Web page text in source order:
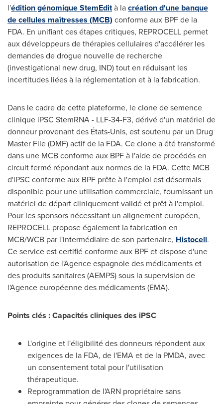
l'édition génomique StemEdità lacréation d'une banque
de cellules maîtresses (MCB) conforme aux BPF de la
FDA. En unifiant ces étapes critiques, REPROCELL permet
aux développeurs de thérapies cellulaires d'accélérer les
demandes de drogue nouvelle de recherche
(investigational new drug, IND) tout en réduisant les
incertitudes liées à la réglementation et à la fabrication.
Dans le cadre de cette plateforme, le clone de semence
clinique iPSC StemRNA - LLF-34-F3, dérivé d'un matériel de
donneur provenant des États-Unis, est soutenu par un Drug
Master File (DMF) actif de la FDA. Ce clone a été transformé
dans une MCB conforme aux BPF à l'aide de procédés en
circuit fermé répondant aux normes de la FDA. Cette MCB
d'iPSC conforme aux BPF prête à l'emploi est désormais
disponible pour une utilisation commerciale, fournissant un
matériel de départ cliniquement validé et prêt à l'emploi.
Pour les sponsors nécessitant un alignement européen,
REPROCELL propose également la fabrication en
MCB/WCB par l'intermédiaire de son partenaire, Histocell.
Ce service est certifié conforme aux BPF et dispose d'une
autorisation de l'Agence espagnole des médicaments et
des produits sanitaires (AEMPS) sous la supervision de
l'Agence européenne des médicaments (EMA).
Points clés : Capacités cliniques des iPSC
L'origine et l'éligibilité des donneurs répondent aux
exigences de la FDA, de l'EMA et de la PMDA, avec
un consentement total pour l'utilisation
thérapeutique.
Reprogrammation de l'ARN propriétaire sans